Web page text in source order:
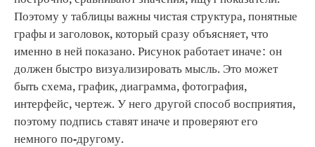
Поэтому у таблицы важны чистая структура, понятные
графы и заголовок, который сразу объясняет, что
именно в ней показано. Рисунок работает иначе: он
должен быстро визуализировать мысль. Это может
быть схема, график, диаграмма, фотография,
интерфейс, чертеж. У него другой способ восприятия,
поэтому подпись ставят иначе и проверяют его
немного по-другому.